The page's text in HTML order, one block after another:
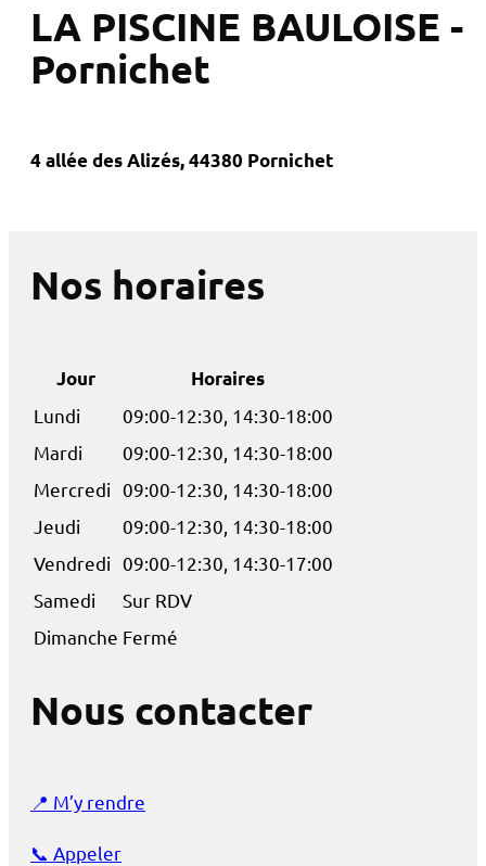
LA PISCINE BAULOISE -
Pornichet
4 allée des Alizés, 44380 Pornichet
Nos horaires
Jour
Horaires
Lundi
09:00-12:30, 14:30-18:00
Mardi
09:00-12:30, 14:30-18:00
Mercredi 09:00-12:30, 14:30-18:00
Jeudi
09:00-12:30, 14:30-18:00
Vendredi 09:00-12:30, 14:30-17:00
Samedi
Sur RDV
Dimanche Fermé
Nous contacter
📍 M’y rendre
📞 Appeler